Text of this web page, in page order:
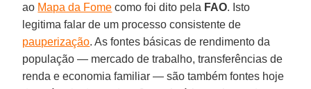
ao Mapa da Fome como foi dito pela FAO. Isto
legitima falar de um processo consistente de
pauperização. As fontes básicas de rendimento da
população — mercado de trabalho, transferências de
renda e economia familiar — são também fontes hoje